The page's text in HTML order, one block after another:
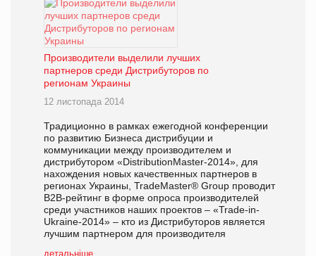
Производители выделили лучших
партнеров среди Дистрибуторов по
регионам Украины
12 листопада 2014
Традиционно в рамках ежегодной конференции
по развитию Бизнеса дистрибуции и
коммуникации между производителем и
дистрибутором «DistributionMaster-2014», для
нахождения новых качественных партнеров в
регионах Украины, TradeMaster® Group проводит
В2В-рейтинг в форме опроса производителей
среди участников наших проектов – «Trade-in-
Ukraine-2014» – кто из Дистрибуторов является
лучшим партнером для производителя
детальніше